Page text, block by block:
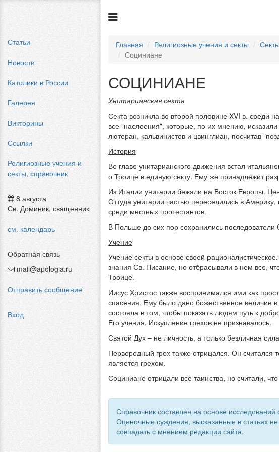
Статьи
Новости
Католики в России
Галерея
Викторины
Ссылки
Религиозные учения и
секты, справочник
8 августа
Св. Доминик, священник
см. календарь
Обратная связь
mail@apologia.ru
Отправить сообщение
Вход
Главная Религиозные учения и секты Секты
Социниане
СОЦИНИАНЕ
Унитарианская секта
Секта возникла во второй половине XVI в. среди
все "наслоения", которые, по их мнению,
лютеран, кальвинистов и цвинглиан, посчитав
История
Во главе унитарианского движения встал
о Троице в единую секту. Ему же принадлежит
Из Италии унитарии бежали на Восток Европы.
Оттуда унитарии частью переселились в
среди местных протестантов.
В Польше до сих пор сохранились
Учение
Учение секты в основе своей
знания Св. Писание, но отбрасывали в нем все,
Троице.
Иисус Христос также воспринимался ими как
спасения. Ему было дано божественное величие
состояла в том, чтобы показать людям путь к
Его учения. Искупление грехов не признавалось.
Святой Дух – не личность, а только безличная
Первородный грех также отрицался. Он считался
является грехом.
Социниане отрицали все таинства, но считали,
Справочник составлен на основе
Оценочные суждения, высказанные в статьях
совпадать с мнением редакции сайта.